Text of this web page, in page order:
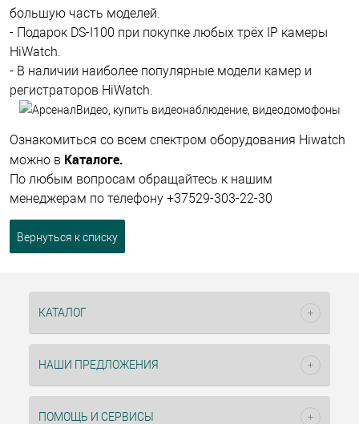
большую часть моделей.
- Подарок DS-I100 при покупке любых трёх IP камеры
HiWatch.
- В наличии наиболее популярные модели камер и
регистраторов HiWatch.
Ознакомиться со всем спектром оборудования Hiwatch
можно в Каталоге.
По любым вопросам обращайтесь к нашим
менеджерам по телефону +37529-303-22-30
Вернуться к списку
КАТАЛОГ
НАШИ ПРЕДЛОЖЕНИЯ
ПОМОЩЬ И СЕРВИСЫ